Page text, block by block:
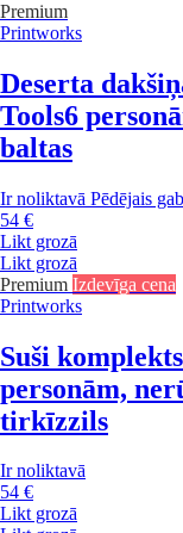
Premium
Printworks
Deserta
Tools6
baltas
Ir noliktavā Pēdējais
54 €
Likt grozā
Likt grozā
Premium Izdevīga cena
Printworks
Suši
personām,
tirkīzzils
Ir noliktavā
54 €
Likt grozā